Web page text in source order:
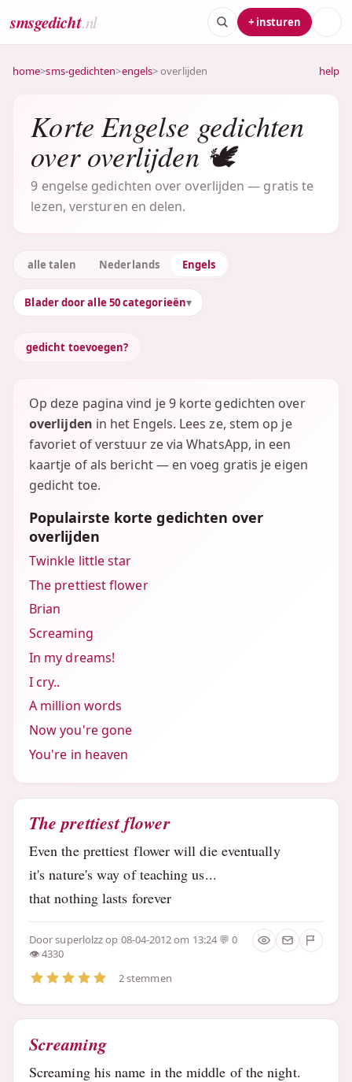
smsgedicht.nl + insturen
home>sms-gedichten>engels> overlijden help
Korte Engelse gedichten
over overlijden 🕊️
9 engelse gedichten over overlijden — gratis te
lezen, versturen en delen.
alle talen Nederlands Engels
Blader door alle 50 categorieën
gedicht toevoegen?
Op deze pagina vind je 9 korte gedichten over
overlijden in het Engels. Lees ze, stem op je
favoriet of verstuur ze via WhatsApp, in een
kaartje of als bericht — en voeg gratis je eigen
gedicht toe.
Populairste korte gedichten over
overlijden
Twinkle little star
The prettiest flower
Brian
Screaming
In my dreams!
I cry..
A million words
Now you're gone
You're in heaven
The prettiest flower
Even the prettiest flower will die eventually
it's nature's way of teaching us...
that nothing lasts forever
Doorsuperlolzzop 08-04-2012 om 13:24
0
4330
2 stemmen
Screaming
Screaming his name in the middle of the night.